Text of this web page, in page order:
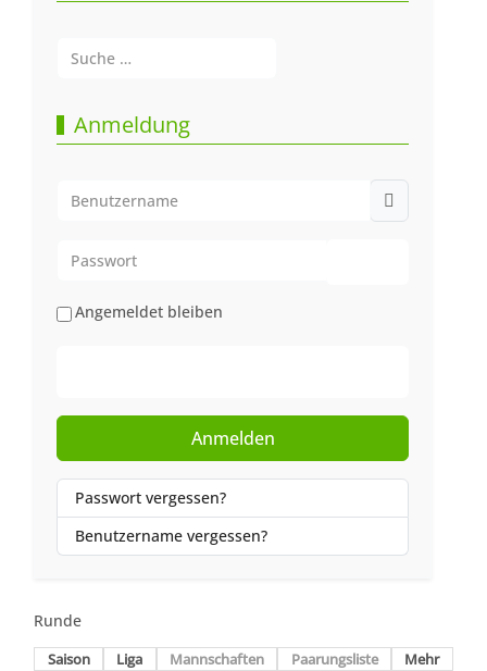
Anmeldung
Angemeldet bleiben
Anmelden
Passwort vergessen?
Benutzername vergessen?
Runde
Saison Liga Mannschaften Paarungsliste Mehr